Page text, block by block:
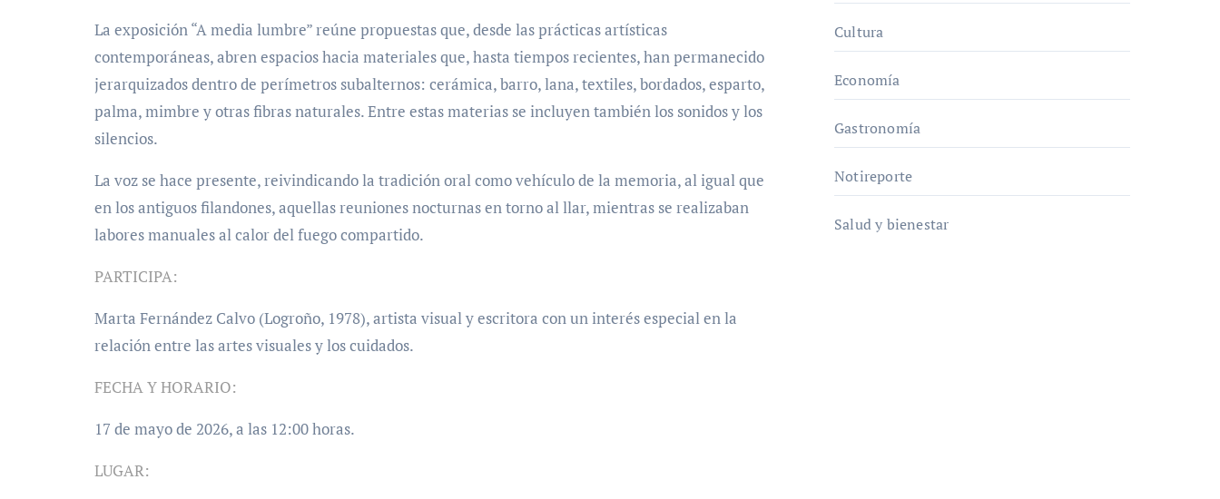
La exposición “A media lumbre” reúne propuestas que, desde las prácticas artísticas
contemporáneas, abren espacios hacia materiales que, hasta tiempos recientes, han permanecido
jerarquizados dentro de perímetros subalternos: cerámica, barro, lana, textiles, bordados, esparto,
palma, mimbre y otras fibras naturales. Entre estas materias se incluyen también los sonidos y los
silencios.
La voz se hace presente, reivindicando la tradición oral como vehículo de la memoria, al igual que
en los antiguos filandones, aquellas reuniones nocturnas en torno al llar, mientras se realizaban
labores manuales al calor del fuego compartido.
PARTICIPA:
Marta Fernández Calvo (Logroño, 1978), artista visual y escritora con un interés especial en la
relación entre las artes visuales y los cuidados.
FECHA Y HORARIO:
17 de mayo de 2026, a las 12:00 horas.
LUGAR:
Cultura
Economía
Gastronomía
Notireporte
Salud y bienestar